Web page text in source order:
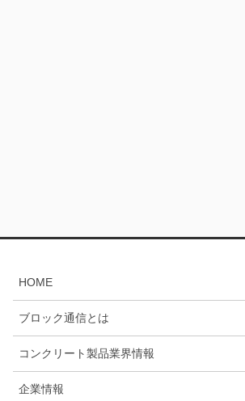
HOME
ブロック通信とは
コンクリート製品業界情報
企業情報